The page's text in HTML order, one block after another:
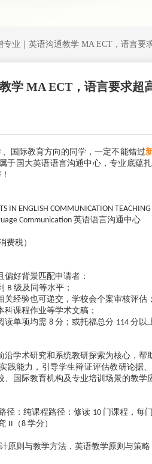
专业｜英语沟通教学 MA ECT，语言要
学 MA ECT，语言要求超
国际教育方向的同学，一定不能错过
于国大英语语言沟通中心，专业底蕴
IN ENGLISH COMMUNICATION TEACHING
Communication 英语语言沟通中心
费税）
好背景匹配申请者：
B 级及同等水平；
经验也可递交，学校会个案审核评估；
课程作业等学术文稿；
读单项均需 8 分；或托福总分 114 分以
学术研究和系统教研探索为核心，帮
践能力，引导学生辩证评估教研论据
国际教育机构及专业培训场景的教学
径：纯课程路径：修读 10 门课程，每门
II （8 学分）
原则与教学方法，英语教学原则与策